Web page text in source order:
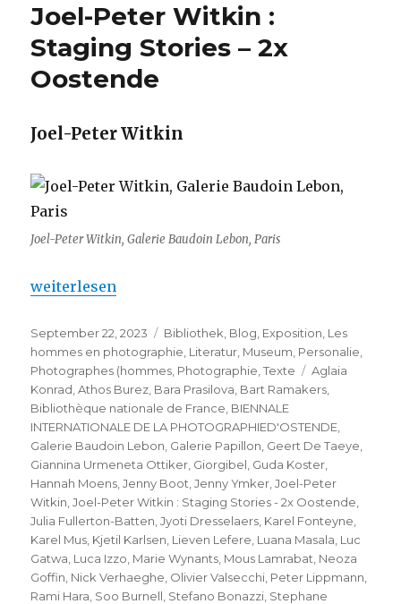
Joel-Peter Witkin :
Staging Stories – 2x
Oostende
Joel-Peter Witkin
Joel-Peter Witkin, Galerie Baudoin Lebon, Paris
„Joel-Peter Witkin : Staging Stories – 2x Oostende“
weiterlesen
Veröffentlicht
am
September 22, 2023 Kategorien
Bibliothek Blog Exposition Les
hommes en photographie Literatur Museum Personalie
Photographes (hommes Photographie ,Texte Schlagwörter
Aglaia
Konrad ,Athos Burez Bara Prasilova Bart Ramakers
Bibliothèque nationale de France BIENNALE
INTERNATIONALE DE LA PHOTOGRAPHIED'OSTENDE
Galerie Baudoin Lebon Galerie Papillon Geert De Taeye
Giannina Urmeneta Ottiker Giorgibel Guda Koster
Hannah Moens ,Jenny Boot ,Jenny Ymker ,Joel-Peter
Witkin ,Joel-Peter Witkin : Staging Stories - 2x Oostende
Julia Fullerton-Batten ,Jyoti Dresselaers Karel Fonteyne
Karel Mus Kjetil Karlsen Lieven Lefere Luana Masala Luc
Gatwa Luca Izzo Marie Wynants Mous Lamrabat Neoza
Goffin Nick Verhaeghe Olivier Valsecchi Peter Lippmann
Rami Hara Soo Burnell Stefano Bonazzi Stephane